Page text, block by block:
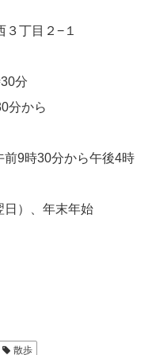
丁目２−１
分
分から
9時30分から午後4時
日）、年末年始
散歩